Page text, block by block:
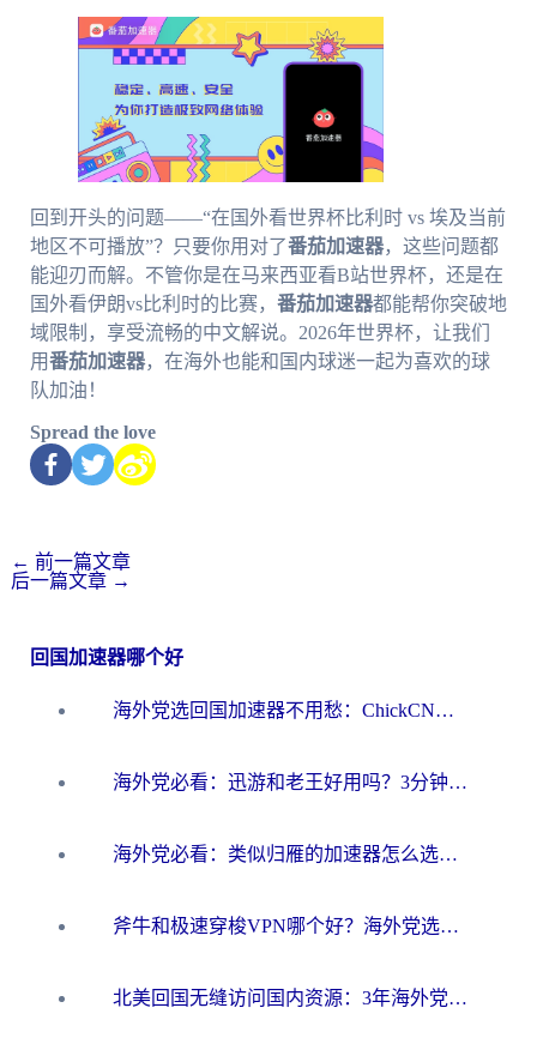
回到开头的问题——“在国外看世界杯比利时 vs 埃及当前
地区不可播放”？只要你用对了番茄加速器，这些问题都
能迎刃而解。不管你是在马来西亚看B站世界杯，还是在
国外看伊朗vs比利时的比赛， 番茄加速器都能帮你突破地
域限制，享受流畅的中文解说。2026年世界杯，让我们
用番茄加速器，在海外也能和国内球迷一起为喜欢的球
队加油！
Spread the love
← 前一篇文章
后一篇文章 →
回国加速器哪个好
海外党选回国加速器不用愁：ChickCN和洞见哪个好？一篇搞定所有疑问
海外党必看：迅游和老王好用吗？3分钟选对加速国内网络的加速器
海外党必看：类似归雁的加速器怎么选？一篇搞定无缝访问国内资源
斧牛和极速穿梭VPN哪个好？海外党选回国加速器必看的真实对比与避坑指南
北美回国无缝访问国内资源：3年海外党亲测的加速器选择指南